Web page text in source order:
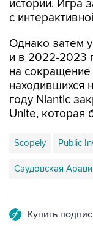
Однако затем
на сокращение
находившихся
году Niantic
Unite, которая
Scopely Public
Саудовская
Подписаться